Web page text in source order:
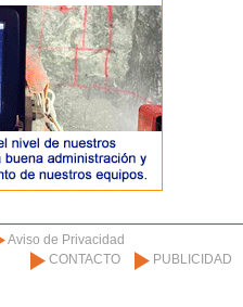
Aviso de Privacidad
CONTACTO
PUBLICIDAD